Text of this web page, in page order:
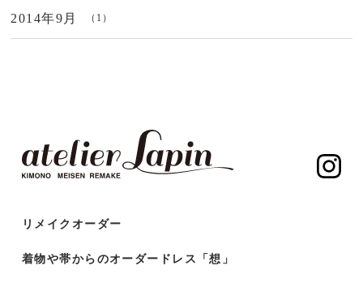
2014年9月 （1）
リメイクオーダー
着物や帯からのオーダードレス「想」